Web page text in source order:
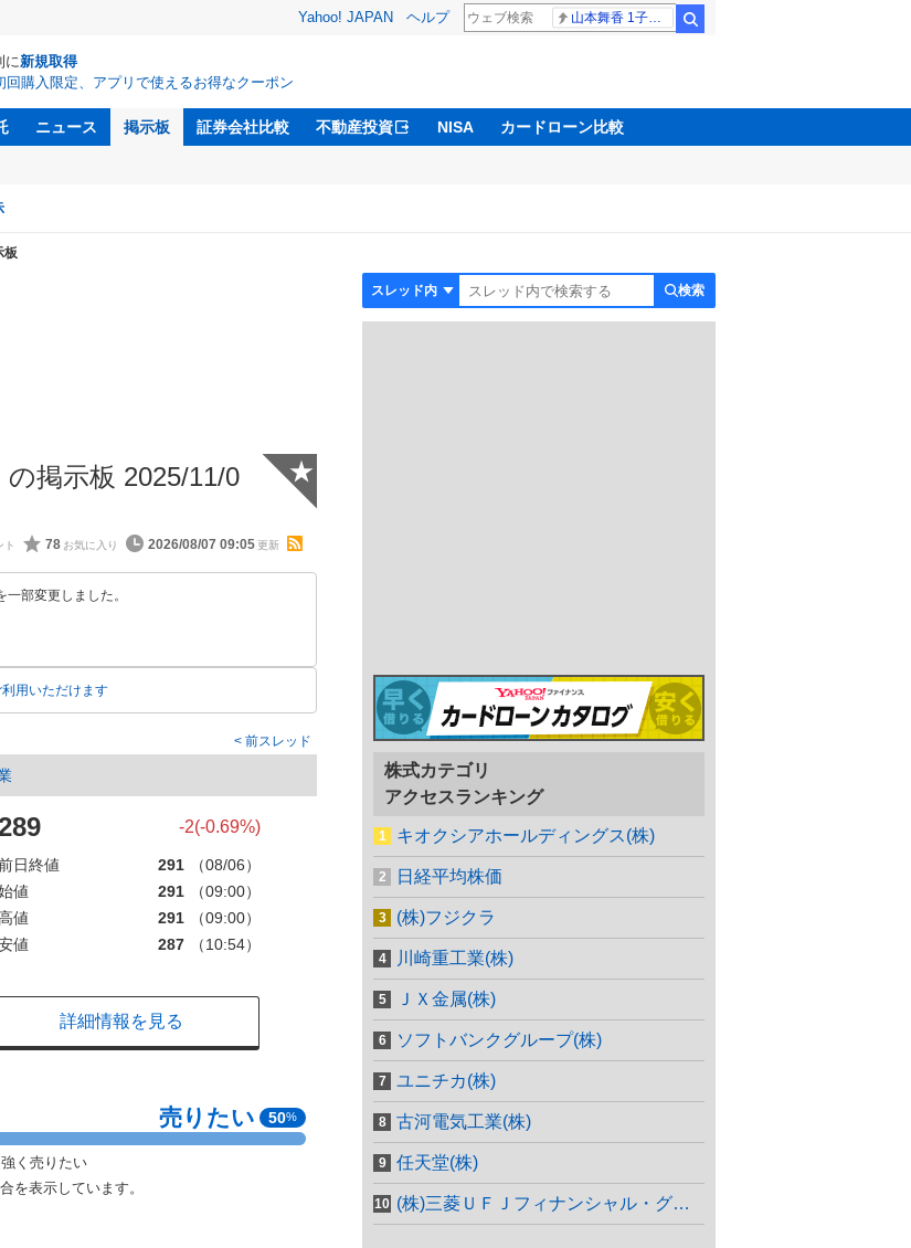
Yahoo! JAPAN ヘルプ
に新規取得
回購入限定、アプリで使えるお得なクーポン
ニュース 掲示板 証券会社比較 不動産投資 NISA カードローン比較
板
検索
掲示板 2025/11/0
78 2026/08/07 09:05
★
部変更しました。
用いただけます
前スレッド
-2(-0.69%)
日終値 291
（08/06）
値
291
（09:00）
値
291
（09:00）
値
287 （10:54）
詳細情報を見る
売りたい 50%
強く売りたい
を表示しています。
株式カテゴリ
アクセスランキング
キオクシアホールディングス(株)
日経平均株価
(株)フジクラ
川崎重工業(株)
ＪＸ金属(株)
ソフトバンクグループ(株)
ユニチカ(株)
古河電気工業(株)
任天堂(株)
(株)三菱ＵＦＪフィナンシャル・グループ